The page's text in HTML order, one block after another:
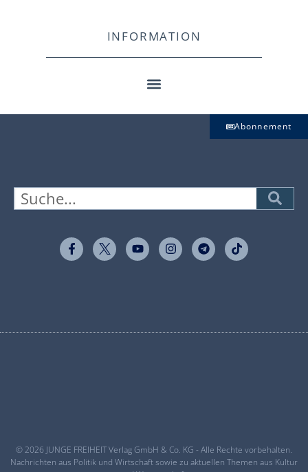
INFORMATION
Abonnement
© 2026 JUNGE FREIHEIT Verlag GmbH & Co. KG - Alle Rechte vorbehalten.
Nachrichten aus Politik und Wirtschaft sowie zu aktuellen Themen aus Kultur